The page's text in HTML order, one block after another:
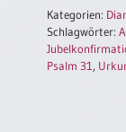
Kategorien:
Schlagwörter:
Psalm 31,